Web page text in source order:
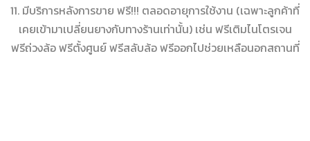
11. มีบริการหลังการขาย ฟรี!!! ตลอดอายุการใช้งาน (เฉพาะลูกค้าที่
เคยเข้ามาเปลี่ยนยางกับทางร้านเท่านั้น) เช่น ฟรีเติมไนโตรเจน
ฟรีถ่วงล้อ ฟรีตั้งศูนย์ ฟรีสลับล้อ ฟรีออกไปช่วยเหลือนอกสถานที่